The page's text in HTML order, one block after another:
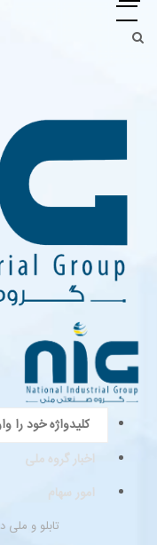
اخبار گروه ملی
امور سهام
تابلو و ملی در بورس